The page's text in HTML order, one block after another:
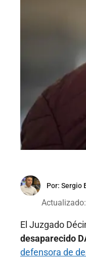
Por: Sergio
El Juzgado
desaparecido
defensora de